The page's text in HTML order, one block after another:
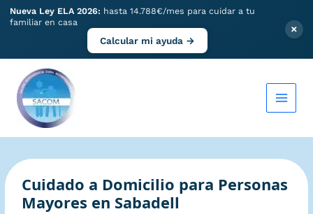
Nueva Ley ELA 2026: hasta 14.788€/mes para cuidar a tu
familiar en casa
Calcular mi ayuda →
×
contenido
Cuidado a Domicilio para Personas
Mayores en Sabadell